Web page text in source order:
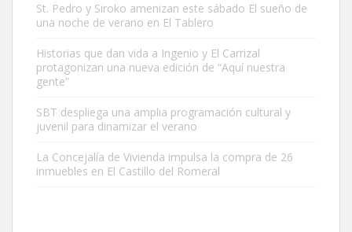
Este gato macho ha aparecido en la calle hace menos de un mes,
es muy manso y extremadamente cari...
Leales.org » Gran Canaria
St. Pedro y Siroko amenizan este sábado El sueño de
una noche de verano en El Tablero
Historias que dan vida a Ingenio y El Carrizal
protagonizan una nueva edición de “Aquí nuestra
gente”
SBT despliega una amplia programación cultural y
juvenil para dinamizar el verano
La Concejalía de Vivienda impulsa la compra de 26
inmuebles en El Castillo del Romeral